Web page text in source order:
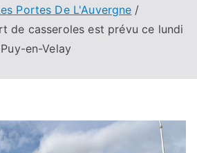
Portes De L'Auvergne
de casseroles est prévu ce lundi
en-Velay